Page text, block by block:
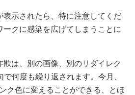
示されたら、特に注意してくだ
ークに感染を広げてしまうことに
は、別の画像、別のリダイレク
で何度も繰り返されます。今月、
ク色に変えることができる、とほ